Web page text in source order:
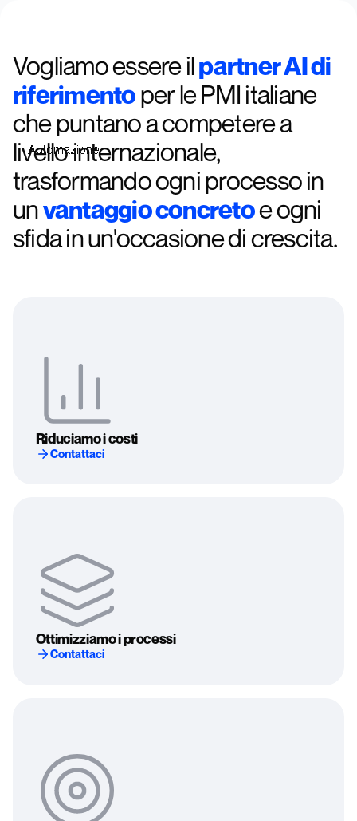
Automazione
Vogliamo essere ilpartner AI di
riferimentoper le PMI italiane
che puntano a competere a
livello internazionale,
trasformando ogni processo in
unvantaggio concretoe ogni
sfida in un'occasione di crescita.
Riduciamo i costi
Contattaci
Ottimizziamo i processi
Contattaci